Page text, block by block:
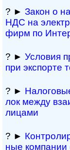
? ► Закон о
НДС на
фирм по
? ► Условия
при экс­по­рте
? ►
лок между
лицами
? ►
ные ком­па­нии